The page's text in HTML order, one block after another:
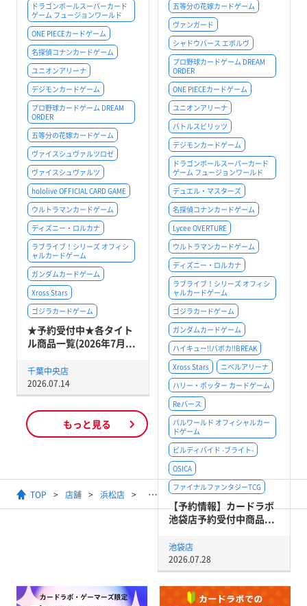
五等分の花嫁カードゲーム
ヴァンガード
シャドウバース エボルヴ
プロ野球カードゲーム DREAM
ORDER
ONE PIECEカードゲーム
ユニオンアリーナ
バトルスピリッツ
デジモンカードゲーム
ドラゴンボールスーパーカード
ゲーム フュージョンワールド
デュエル・マスターズ
名探偵コナンカードゲーム
Lycee OVERTURE
ウルトラマンカードゲーム
ディズニー・ロルカナ
ラブライブ！シリーズ オフィシ
ャルカードゲーム
ゴジラカードゲーム
ガンダムカードゲーム
ハイキュー!!バボカ!!BREAK
Xross Stars
ニベルアリーナ
ハリー・ポッター カードゲーム
Reバース
パルワールド オフィシャルカー
ドゲーム
ビルディバイド -ブライト-
OSICA
ファイナルファンタジーTCG
【予約情報】カードラボ
池袋店予約受付中商品...
池袋店
2026.07.28
ドラゴンボールスーパーカード
ゲーム フュージョンワールド
ONE PIECEカードゲーム
名探偵コナンカードゲーム
ユニオンアリーナ
デジモンカードゲーム
プロ野球カードゲーム DREAM
ORDER
五等分の花嫁カードゲーム
ヴァイスシュヴァルツロゼ
ヴァイスシュヴァルツ
hololive OFFICIAL CARD GAME
ウルトラマンカードゲーム
ディズニー・ロルカナ
ラブライブ！シリーズ オフィシ
ャルカードゲーム
ガンダムカードゲーム
Xross Stars
ゴジラカードゲーム
★予約受付中★各タイト
ル商品一覧(2026年7月...
千葉中央店
2026.07.14
もっと見る
TOP 店舗 浜松店 【バトルスピリッツ】ショップバ